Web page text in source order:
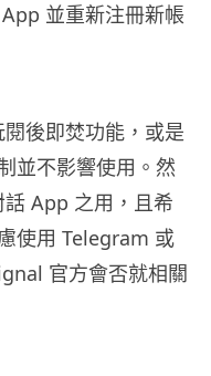
並重新注冊新帳
後即焚功能，或是
並不影響使用。然
App 之用，且希
使用 Telegram 或
官方會否就相關